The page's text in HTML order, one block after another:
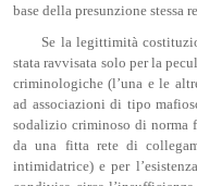
base della presunzione stessa
Se la legittimità
stata ravvisata solo per la
criminologiche (l’una e le
ad associazioni di tipo
sodalizio criminoso di norma
da una fitta rete di
intimidatrice) e per